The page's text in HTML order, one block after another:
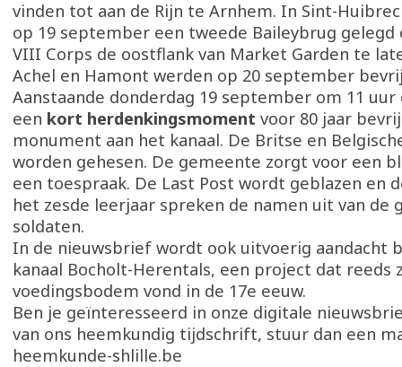
vinden tot aan de Rijn te Arnhem. In Sint-
op 19 september een tweede Baileybrug
VIII Corps de oostflank van Market Garden te
Achel en Hamont werden op 20 september
Aanstaande donderdag 19 september om 11
een kort herdenkingsmoment voor 80 jaar
monument aan het kanaal. De Britse en
worden gehesen. De gemeente zorgt voor een
een toespraak. De Last Post wordt geblazen en
het zesde leerjaar spreken de namen uit van de
soldaten.
In de nieuwsbrief wordt ook uitvoerig aandacht
kanaal Bocholt-Herentals, een project dat reeds
voedingsbodem vond in de 17e eeuw.
Ben je geïnteresseerd in onze digitale
van ons heemkundig tijdschrift, stuur dan een
heemkunde-shlille.be